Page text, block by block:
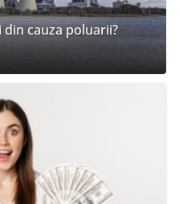
cauza poluarii?